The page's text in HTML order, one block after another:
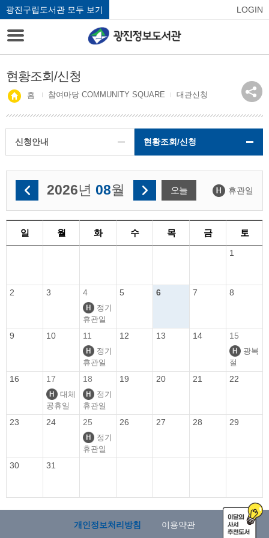
광진구립도서관 모두 보기 LOGIN
현황조회/신청
홈 참여마당 COMMUNITY SQUARE 대관신청
신청안내 현황조회/신청
2026년 08월 오늘 휴관일
일 월 화 수 목 금 토
1
2 3 4
정기
휴관일
5 6 7 8
9 10 11
정기
휴관일
12 13 14 15
광복
절
16 17
대체
공휴일
18
정기
휴관일
19 20 21 22
23 24 25
정기
휴관일
26 27 28 29
30 31
개인정보처리방침 이용약관